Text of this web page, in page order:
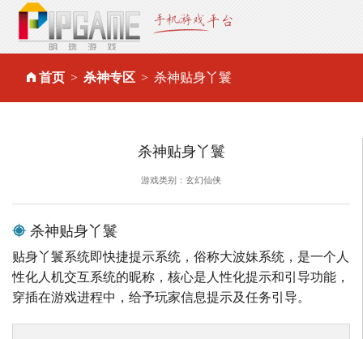
首页 杀神专区 杀神贴身丫鬟
杀神贴身丫鬟
游戏类别：玄幻仙侠
杀神贴身丫鬟
贴身丫鬟系统即快捷提示系统，俗称大波妹系统，是一个人
性化人机交互系统的昵称，核心是人性化提示和引导功能，
穿插在游戏进程中，给予玩家信息提示及任务引导。